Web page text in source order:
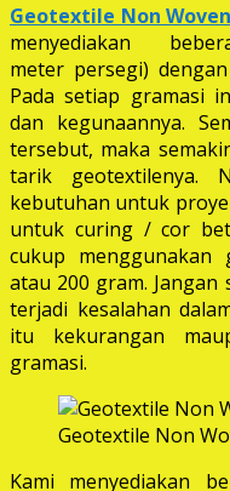
Geotextile Non Woven
menyediakan
meter persegi)
Pada setiap gramasi
dan kegunaannya.
tersebut, maka
tarik geotextilenya.
kebutuhan untuk
untuk curing / cor
cukup menggunakan
atau 200 gram.
terjadi kesalahan
itu kekurangan
gramasi.
Geotextile Non
Kami menyediakan